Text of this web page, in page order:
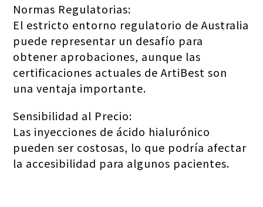
Normas Regulatorias:
El estricto entorno regulatorio de Australia
puede representar un desafío para
obtener aprobaciones, aunque las
certificaciones actuales de ArtiBest son
una ventaja importante.
Sensibilidad al Precio:
Las inyecciones de ácido hialurónico
pueden ser costosas, lo que podría afectar
la accesibilidad para algunos pacientes.